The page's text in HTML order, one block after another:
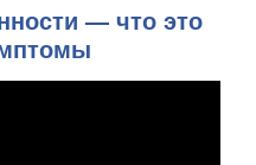
— что это